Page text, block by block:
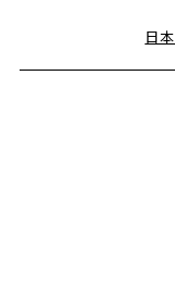
日